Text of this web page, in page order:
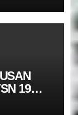
19
AKHIR